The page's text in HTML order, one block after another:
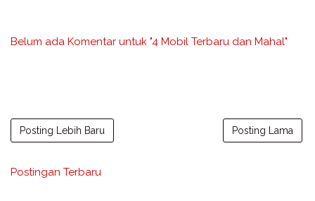
Belum ada Komentar untuk "4 Mobil Terbaru dan Mahal"
Posting Lebih Baru Posting Lama
Postingan Terbaru